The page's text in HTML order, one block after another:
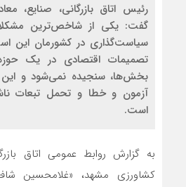
رئیس اتاق بازرگانی، صنایع،
گفت: یکی از شاخص‌ترین
سیاست‌گذاری در کشورمان این
تصمیمات اقتصادی در یک
بخش‌ها، سنجیده نمی‌شود و این
آزمون و خطا و تحمل تبعات
است.
به گزارش روابط عمومی اتاق
کشاورزی مشهد، «غلامحسین